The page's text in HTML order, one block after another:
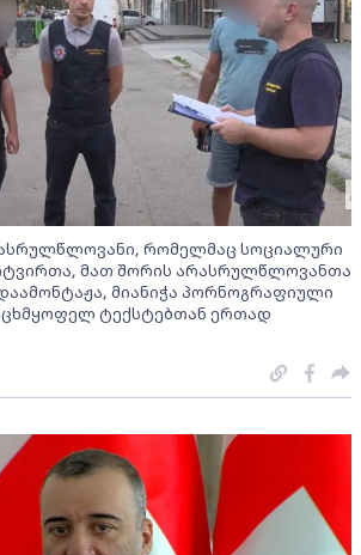
რომელმაც სოციალური
მათ შორის არასრულწლოვანთა
მიანიჭა პორნოგრაფიული
ტექსტებთან ერთად